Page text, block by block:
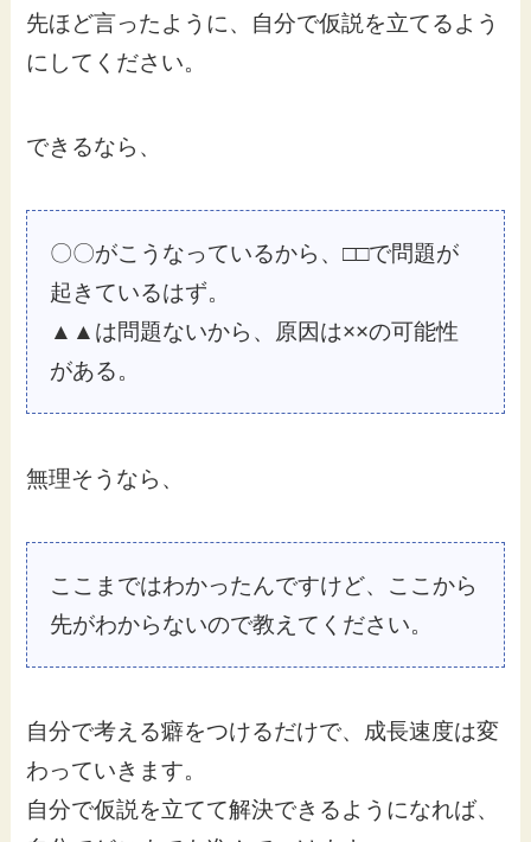
先ほど言ったように、自分で仮説を立てるよう
にしてください。
できるなら、
〇〇がこうなっているから、□□で問題が
起きているはず。
▲▲は問題ないから、原因は××の可能性
がある。
無理そうなら、
ここまではわかったんですけど、ここから
先がわからないので教えてください。
自分で考える癖をつけるだけで、成長速度は変
わっていきます。
自分で仮説を立てて解決できるようになれば、